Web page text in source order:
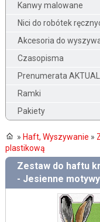
Kanwy malowane
Nici do robótek
Akcesoria do
Czasopisma
Prenumerata
Ramki
Pakiety
» Haft, Wyszywanie »
plastikową
Zestaw do haftu
- Jesienne motywy